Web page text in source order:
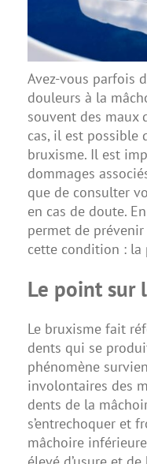
Avez-vous parfois
douleurs à la
souvent des maux
cas, il est possible
bruxisme. Il est
dommages
que de consulter
en cas de doute.
permet de
cette condition : la
Le point sur
Le bruxisme fait
dents qui se
phénomène
involontaires des
dents de la
s’entrechoquer et
mâchoire